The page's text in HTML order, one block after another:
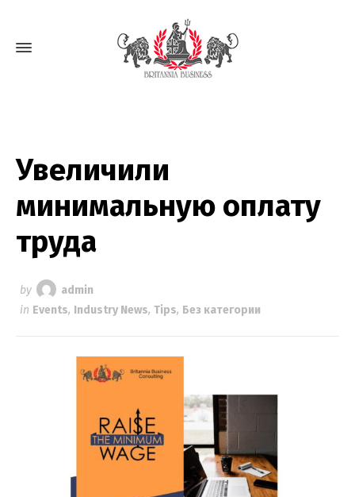
Увеличили
минимальную оплату
труда
by
admin
in Events, Industry News, Tips, Без категории